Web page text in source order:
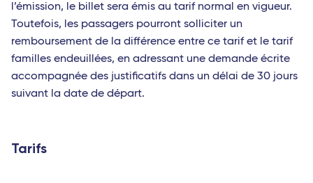
l’émission, le billet sera émis au tarif normal en vigueur.
Toutefois, les passagers pourront solliciter un
remboursement de la différence entre ce tarif et le tarif
familles endeuillées, en adressant une demande écrite
accompagnée des justificatifs dans un délai de 30 jours
suivant la date de départ.
Tarifs